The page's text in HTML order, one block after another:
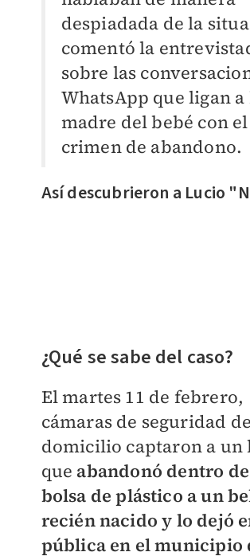
despiadada de la
comentó la
sobre las
WhatsApp que ligan a
madre del bebé con el
crimen de abandono.
Así descubrieron a Lucio
¿Qué se sabe del caso?
El martes 11 de febrero,
cámaras de seguridad
domicilio captaron a un
que abandonó dentro
bolsa de plástico a un
recién nacido y lo dejó
pública en el municipio